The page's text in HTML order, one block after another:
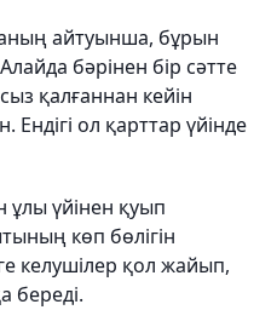
айтуынша, бұрын
бәрінен бір сәтте
қалғаннан кейін
Ендігі ол қарттар үйінде
ұлы үйінен қуып
көп бөлігін
келушілер қол жайып,
береді.